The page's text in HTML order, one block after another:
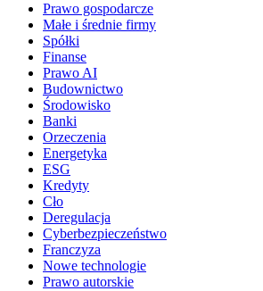
Prawo gospodarcze
Małe i średnie firmy
Spółki
Finanse
Prawo AI
Budownictwo
Środowisko
Banki
Orzeczenia
Energetyka
ESG
Kredyty
Cło
Deregulacja
Cyberbezpieczeństwo
Franczyza
Nowe technologie
Prawo autorskie